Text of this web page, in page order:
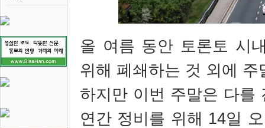
올 여름 동안 토론토 시
위해 폐쇄하는 것 외에
하지만 이번 주말은 다를
연간 정비를 위해 14일